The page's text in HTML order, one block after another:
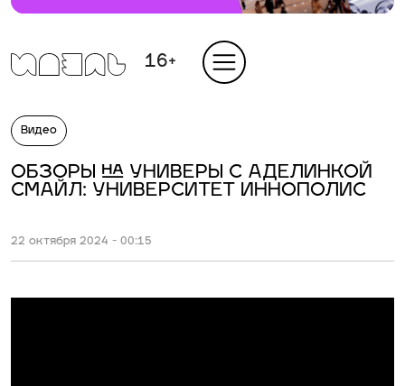
16+
Видео
ОБЗОРЫ НА УНИВЕРЫ С АДЕЛИНКОЙ
СМАЙЛ: УНИВЕРСИТЕТ ИННОПОЛИС
22 октября 2024 - 00:15